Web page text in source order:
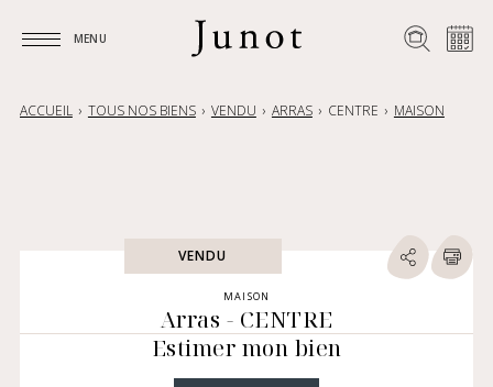
MENU
ACCUEIL TOUS NOS BIENS VENDU ARRAS CENTRE MAISON
VENDU
MAISON
Arras - CENTRE
Estimer mon bien